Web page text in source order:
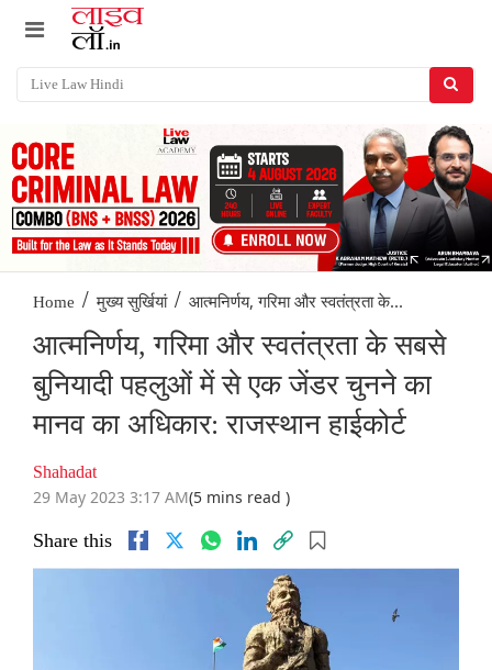
Home / मुख्य सुर्खियां / आत्मनिर्णय, गरिमा और स्वतंत्रता के...
आत्मनिर्णय, गरिमा और स्वतंत्रता के सबसे
बुनियादी पहलुओं में से एक जेंडर चुनने का
मानव का अधिकार: राजस्थान हाईकोर्ट
Shahadat
29 May 2023 3:17 AM(5 mins read )
Share this